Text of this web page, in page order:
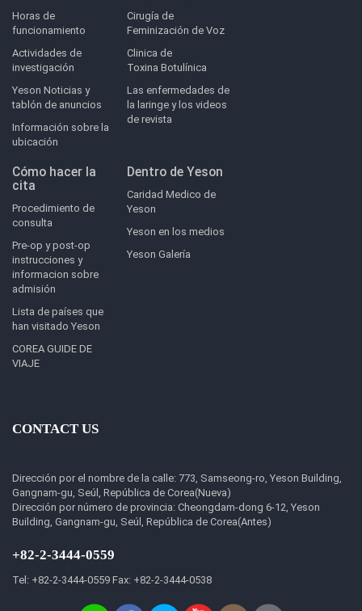
Horas de
funcionamiento
Actividades de
investigación
Yeson Noticias y
tablón de anuncios
Información sobre la
ubicación
Cirugía de
Feminización de Voz
Clinica de
Toxina Botulínica
Las enfermedades de
la laringe y los videos
de revista
Cómo hacer la
cita
Procedimiento de
consulta
Pre-op y post-op
instrucciones y
informacion sobre
admisión
Lista de países que
han visitado Yeson
COREA GUIDE DE
VIAJE
Dentro de Yeson
Caridad Medico de
Yeson
Yeson en los medios
Yeson Galería
CONTACT US
Dirección por el nombre de la calle: 773, Samseong-ro, Yeson Building,
Gangnam-gu, Seúl, República de Corea(Nueva)
Dirección por número de provincia: Cheongdam-dong 6-12, Yeson
Building, Gangnam-gu, Seúl, República de Corea(Antes)
+82-2-3444-0559
Tel: +82-2-3444-0559 Fax: +82-2-3444-0538